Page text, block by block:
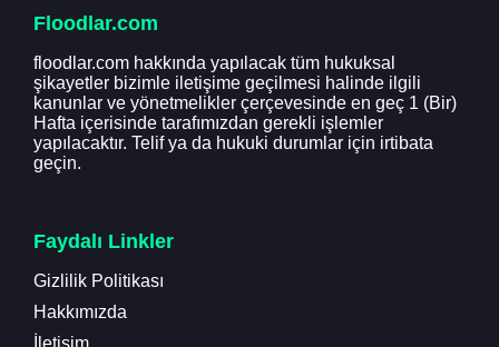
Floodlar.com
floodlar.com hakkında yapılacak tüm hukuksal
şikayetler bizimle iletişime geçilmesi halinde ilgili
kanunlar ve yönetmelikler çerçevesinde en geç 1 (Bir)
Hafta içerisinde tarafımızdan gerekli işlemler
yapılacaktır. Telif ya da hukuki durumlar için irtibata
geçin.
Faydalı Linkler
Gizlilik Politikası
Hakkımızda
İletişim